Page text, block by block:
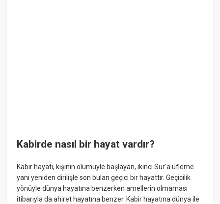
Kabirde nasıl bir hayat vardır?
Kabir hayatı, kişinin ölümüyle başlayan, ikinci Sur'a üfleme
yani yeniden dirilişle son bulan geçici bir hayattır. Geçicilik
yönüyle dünya hayatına benzerken amellerin olmaması
itibarıyla da ahiret hayatına benzer. Kabir hayatına dünya ile